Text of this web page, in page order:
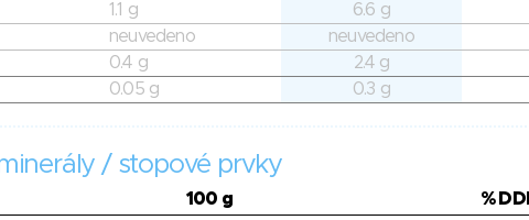
1.1 g
6.6 g
neuvedeno
neuvedeno
0.4 g
2.4 g
0.05 g 0.3 g
/ stopové prvky
100 g
%